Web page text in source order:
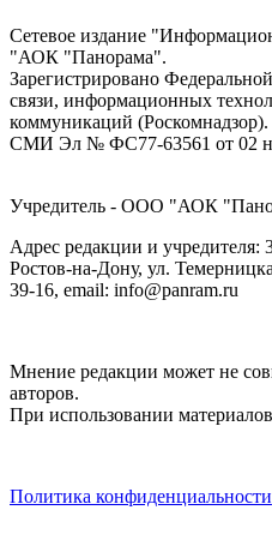
Сетевое издание
"АОК "Панорама".
Зарегистрировано
связи, информационных
коммуникаций (Роскомнадзор).
СМИ Эл № ФС77-63561 от 02
Учредитель - ООО "АОК
Адрес редакции и учредителя:
Ростов-на-Дону, ул.
39-16, email: info@panram.ru
Мнение редакции может не
авторов.
При использовании
Политика конфиденциальности